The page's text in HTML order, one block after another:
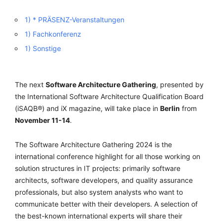
1) * PRÄSENZ-Veranstaltungen
1) Fachkonferenz
1) Sonstige
The next Software Architecture Gathering, presented by
the International Software Architecture Qualification Board
(iSAQB®) and iX magazine, will take place in Berlin from
November 11-14.
The Software Architecture Gathering 2024 is the
international conference highlight for all those working on
solution structures in IT projects: primarily software
architects, software developers, and quality assurance
professionals, but also system analysts who want to
communicate better with their developers. A selection of
the best-known international experts will share their